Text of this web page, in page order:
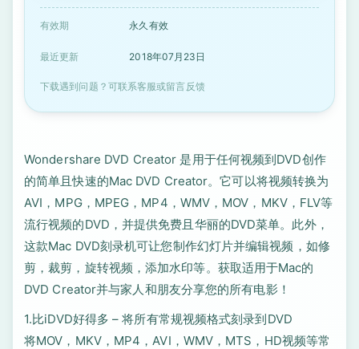
有效期 永久有效
最近更新 2018年07月23日
下载遇到问题？可联系客服或留言反馈
Wondershare DVD Creator 是用于任何视频到DVD创作
的简单且快速的Mac DVD Creator。它可以将视频转换为
AVI，MPG，MPEG，MP4，WMV，MOV，MKV，FLV等
流行视频的DVD，并提供免费且华丽的DVD菜单。此外，
这款Mac DVD刻录机可让您制作幻灯片并编辑视频，如修
剪，裁剪，旋转视频，添加水印等。获取适用于Mac的
DVD Creator并与家人和朋友分享您的所有电影！
1.比iDVD好得多 – 将所有常规视频格式刻录到DVD
将MOV，MKV，MP4，AVI，WMV，MTS，HD视频等常